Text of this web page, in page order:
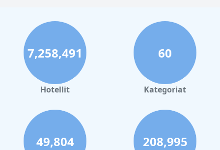
7,258,491
Hotellit
60
Kategoriat
49,804 208,995